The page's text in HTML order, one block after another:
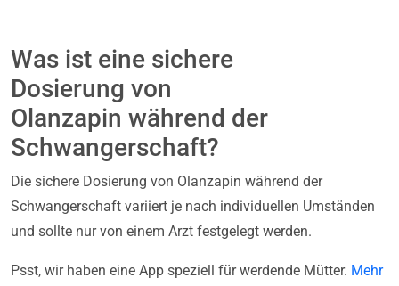
Was ist eine sichere
Dosierung von
Olanzapin während der
Schwangerschaft?
Die sichere Dosierung von Olanzapin während der
Schwangerschaft variiert je nach individuellen Umständen
und sollte nur von einem Arzt festgelegt werden.
Psst, wir haben eine App speziell für werdende Mütter. Mehr